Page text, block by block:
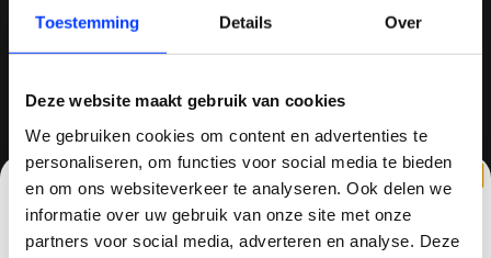
Toestemming Details Over
Deze website maakt gebruik van cookies
We gebruiken cookies om content en advertenties te
personaliseren, om functies voor social media te bieden
en om ons websiteverkeer te analyseren. Ook delen we
informatie over uw gebruik van onze site met onze
partners voor social media, adverteren en analyse. Deze
8.6 / 10 810 reviews
QUADCOPTER-SHOP.NL
Sinds 2014 is quadcopter-shop een bekende
speler op het gebied van drones, quadcopters,
multicopters (het beestje hoeft maar een naam